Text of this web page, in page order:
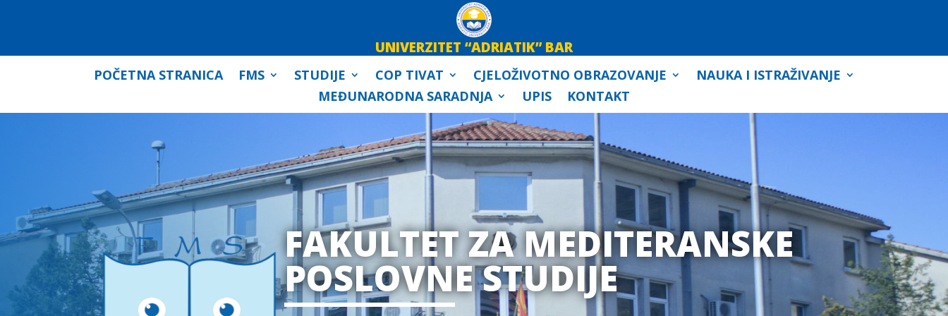
UNIVERZITET “ADRIATIK” BAR
POČETNA STRANICA FMS STUDIJE COP TIVAT CJELOŽIVOTNO OBRAZOVANJE
NAUKA I ISTRAŽIVANJE
MEĐUNARODNA SARADNJA
UPIS KONTAKT
FAKULTET ZA MEDITERANSKE
POSLOVNE STUDIJE